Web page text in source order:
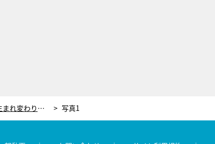
特命係が遭遇した、被害者の「生まれ変わり」を名乗る青年。“殺された記憶”を右京が検証！ 写真1